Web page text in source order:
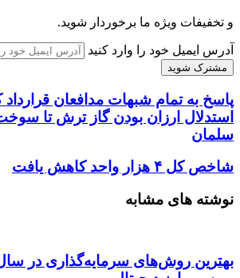
و تخفیفات ویژه ما برخوردار شوید.
آدرس ایمیل خود را وارد کنید
پاسخ به تمام شبهات مدافعان
استدلال ارزان بودن گاز ترش تا
سلمان
شاخص کل ۴ هزار واحد کاهش یافت
نوشته های مشابه